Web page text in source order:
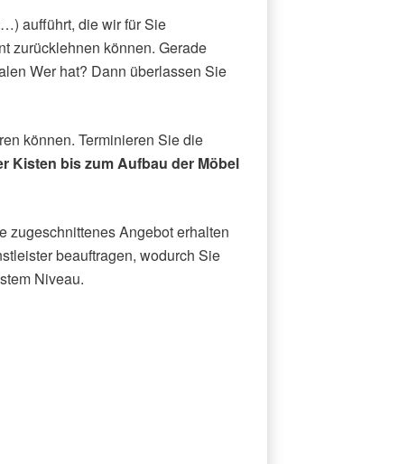
aufführt, die wir für Sie
zurücklehnen können. Gerade
Wer hat? Dann überlassen Sie
können. Terminieren Sie die
Kisten bis zum Aufbau der Möbel
zugeschnittenes Angebot erhalten
beauftragen, wodurch Sie
Niveau.